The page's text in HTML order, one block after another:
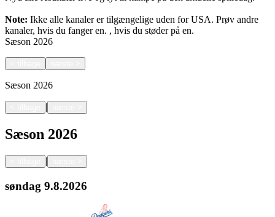
Note: Ikke alle kanaler er tilgængelige uden for USA. Prøv andre
kanaler, hvis du fanger en. , hvis du støder på en.
Sæson 2026
Sæson 2026
|
Sæson 2026
|
søndag 9.8.2026